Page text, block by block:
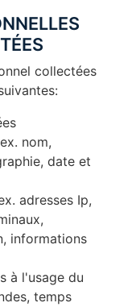
collectées
nom,
date et
adresses Ip,
informations
à l'usage du
temps